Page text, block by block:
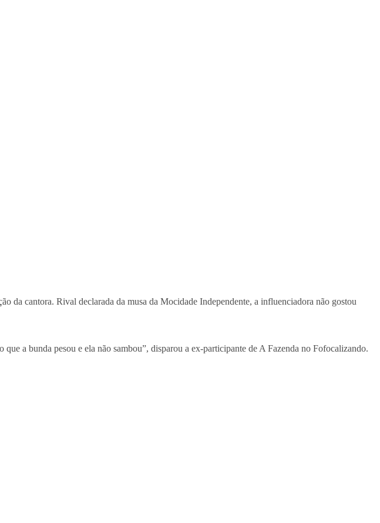
da cantora. Rival declarada da musa da Mocidade Independente, a influenciadora não gostou
a bunda pesou e ela não sambou”, disparou a ex-participante de A Fazenda no Fofocalizando.